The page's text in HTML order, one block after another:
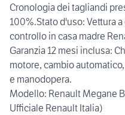
Cronologia dei tagliandi
100%.Stato d'uso: Vettura
controllo in casa madre
Garanzia 12 mesi inclusa:
motore, cambio
e manodopera.
Modello: Renault Megane
Ufficiale Renault Italia)